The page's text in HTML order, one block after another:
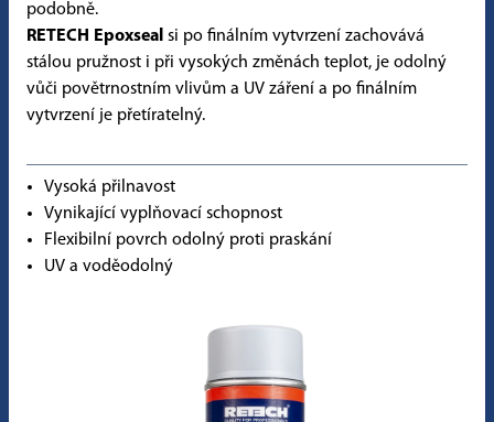
podobně.
RETECH Epoxseal si po finálním vytvrzení zachovává
stálou pružnost i při vysokých změnách teplot, je odolný
vůči povětrnostním vlivům a UV záření a po finálním
vytvrzení je přetíratelný.
Vysoká přilnavost
Vynikající vyplňovací schopnost
Flexibilní povrch odolný proti praskání
UV a voděodolný